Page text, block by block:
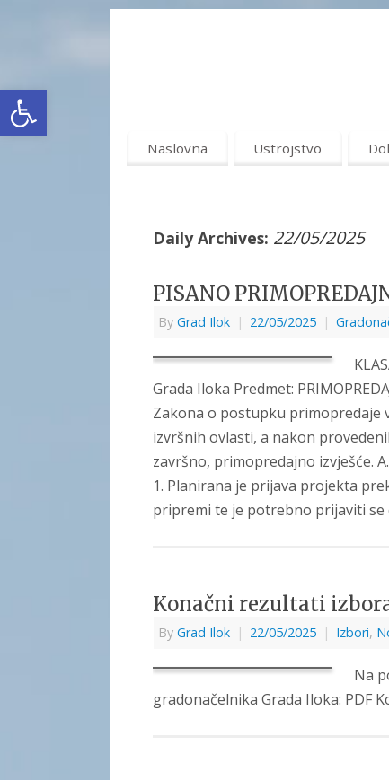
Open toolbar
Naslovna Ustrojstvo
Daily Archives: 22/05/2025
PISANO
By Grad Ilok | 22/05/2025 |
Grada Iloka Predmet:
Zakona o postupku primopredaje
izvršnih ovlasti, a nakon
završno, primopredajno izvješće. A.
1. Planirana je prijava projekta
pripremi te je potrebno prijaviti se
Konačni rezultati
By Grad Ilok | 22/05/2025 | Izbori,
Na
gradonačelnika Grada Iloka: PDF